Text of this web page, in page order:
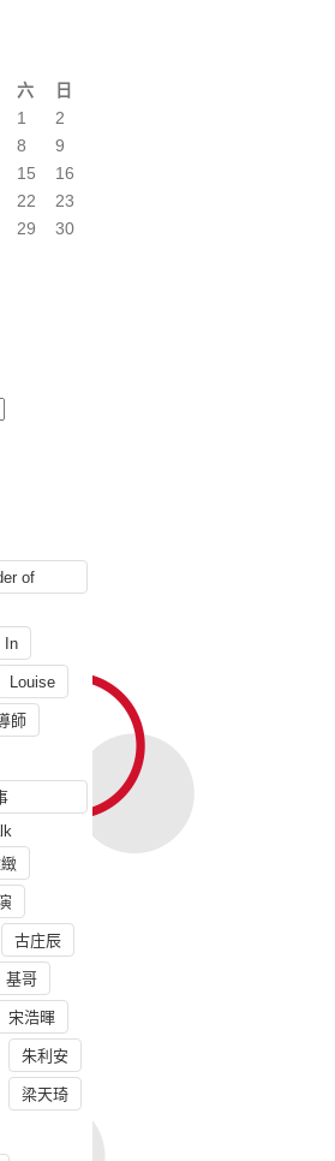
六 日
1
2
8
9
15
16
22
23
29
30
of
In
Louise
師
古庄辰
基哥
宋浩暉
朱利安
梁天琦